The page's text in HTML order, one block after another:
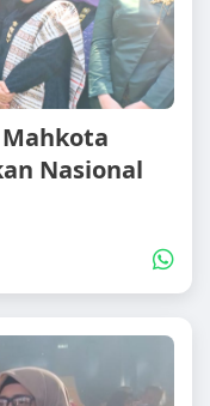
Mahkota
Nasional